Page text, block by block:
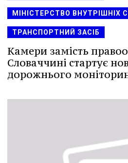
МІНІСТЕРСТВО ВНУТРІШНІХ
ТРАНСПОРТНИЙ ЗАСІБ
Камери замість
Словаччині стартує
дорожнього